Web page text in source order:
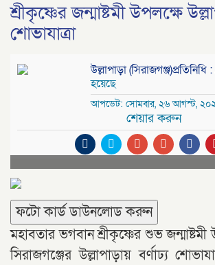
শ্রীকৃষ্ণের জন্মাষ্টমী উপলক্ষে
শোভাযাত্রা
উল্লাপাড়া (সিরাজগঞ্জ)প্রতিনিধি :
হয়েছে
আপডেট: সোমবার, ২৬ আগস্ট,
শেয়ার করুন
ফটো কার্ড ডাউনলোড করুন
মহাবতার ভগবান শ্রীকৃষ্ণের শুভ
সিরাজগঞ্জের উল্লাপাড়ায় বর্ণাঢ্য